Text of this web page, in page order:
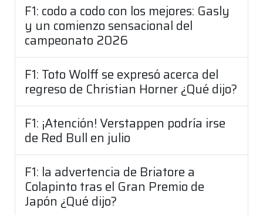
F1: codo a codo con los mejores: Gasly
y un comienzo sensacional del
campeonato 2026
F1: Toto Wolff se expresó acerca del
regreso de Christian Horner ¿Qué dijo?
F1: ¡Atención! Verstappen podría irse
de Red Bull en julio
F1: la advertencia de Briatore a
Colapinto tras el Gran Premio de
Japón ¿Qué dijo?